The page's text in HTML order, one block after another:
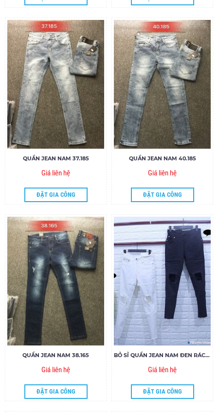
QUẦN JEAN NAM 37.185
Giá liên hệ
ĐẶT GIA CÔNG
QUẦN JEAN NAM 40.185
Giá liên hệ
ĐẶT GIA CÔNG
QUẦN JEAN NAM 38.165
Giá liên hệ
ĐẶT GIA CÔNG
BỎ SỈ QUẦN JEAN NAM ĐEN RÁCH, TRƠN. V6.160
Giá liên hệ
ĐẶT GIA CÔNG